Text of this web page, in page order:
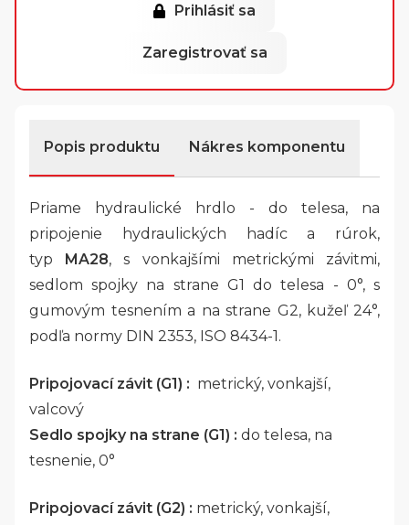
Prihlásiť sa
Zaregistrovať sa
Popis produktu Nákres komponentu
Priame hydraulické hrdlo - do telesa, na
pripojenie hydraulických hadíc a rúrok,
typ
MA28, s vonkajšími metrickými závitmi,
sedlom spojky na strane G1 do telesa - 0°, s
gumovým tesnením a na strane G2, kužeľ 24°,
podľa normy DIN 2353, ISO 8434-1.
Pripojovací závit (G1) : metrický, vonkajší,
valcový
Sedlo spojky na strane (G1) : do telesa, na
tesnenie, 0°
Pripojovací závit (G2) : metrický, vonkajší,